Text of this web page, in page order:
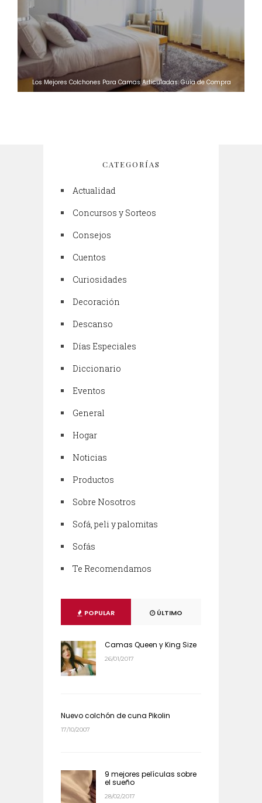
Los Mejores Colchones Para Camas Articuladas: Guía de Compra
CATEGORÍAS
Actualidad
Concursos y Sorteos
Consejos
Cuentos
Curiosidades
Decoración
Descanso
Días Especiales
Diccionario
Eventos
General
Hogar
Noticias
Productos
Sobre Nosotros
Sofá, peli y palomitas
Sofás
Te Recomendamos
POPULAR ÚLTIMO
Camas Queen y King Size
26/01/2017
Nuevo colchón de cuna Pikolin
17/10/2007
9 mejores películas sobre
el sueño
28/02/2017